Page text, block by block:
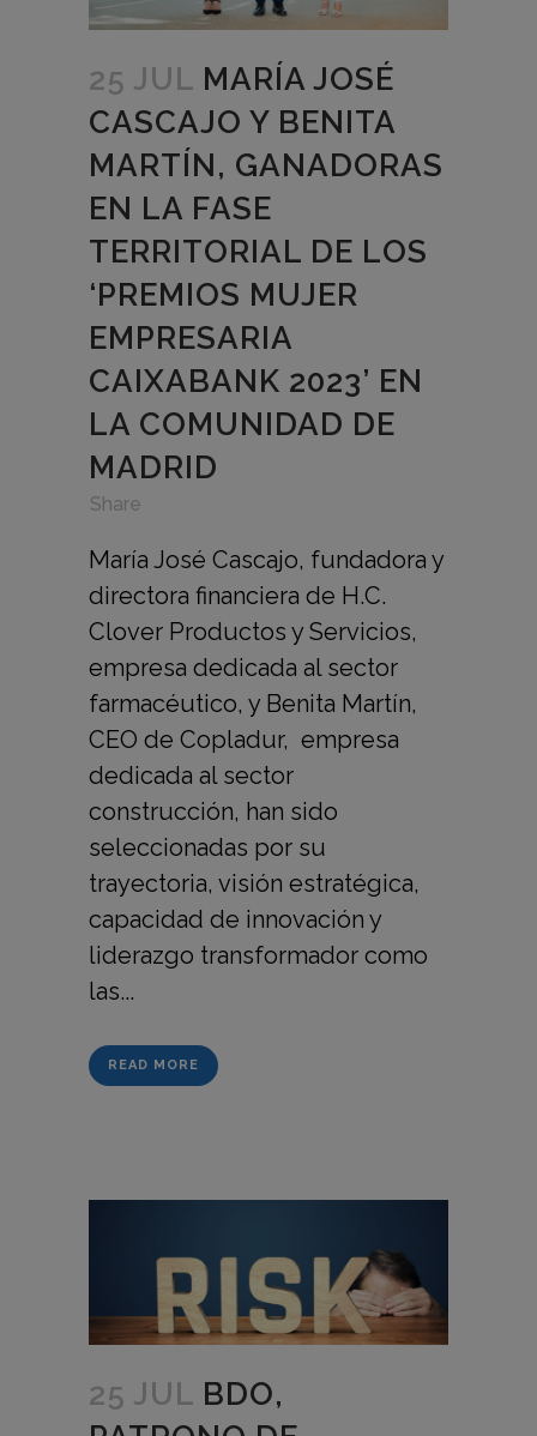
25 JUL MARÍA JOSÉ
CASCAJO Y BENITA
MARTÍN, GANADORAS
EN LA FASE
TERRITORIAL DE LOS
‘PREMIOS MUJER
EMPRESARIA
CAIXABANK 2023’ EN
LA COMUNIDAD DE
MADRID
Share
María José Cascajo, fundadora y
directora financiera de H.C.
Clover Productos y Servicios,
empresa dedicada al sector
farmacéutico, y Benita Martín,
CEO de Copladur, empresa
dedicada al sector
construcción, han sido
seleccionadas por su
trayectoria, visión estratégica,
capacidad de innovación y
liderazgo transformador como
las...
READ MORE
25 JUL BDO,